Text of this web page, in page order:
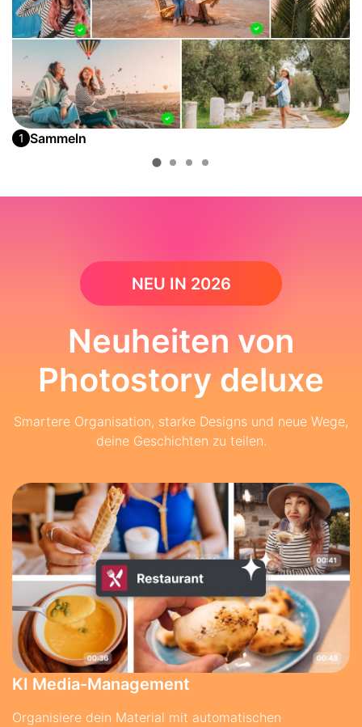
1 Sammeln
NEU IN 2026
Neuheiten von
Photostory deluxe
Smartere Organisation, starke Designs und neue Wege,
deine Geschichten zu teilen.
KI Media-Management
Organisiere dein Material mit automatischen